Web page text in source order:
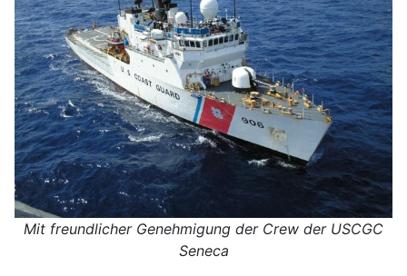
Mit freundlicher Genehmigung der Crew der USCGC
Seneca